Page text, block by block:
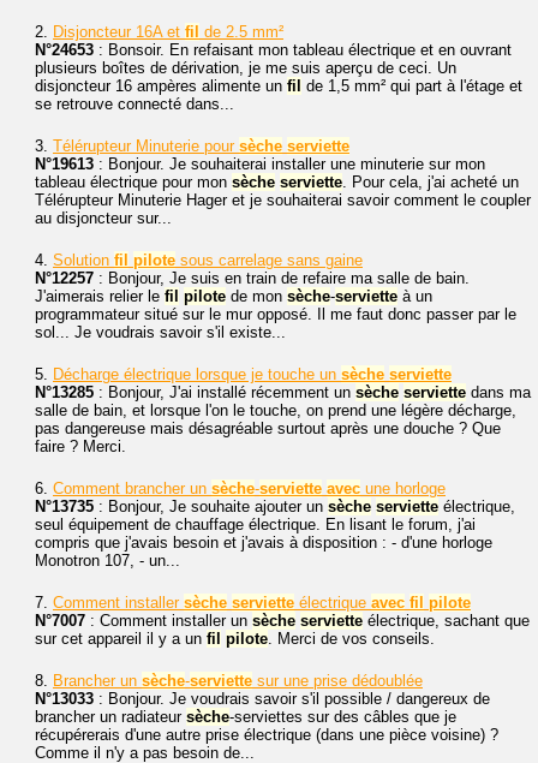
2. Disjoncteur 16A et fil de 2.5 mm²
N°24653 : Bonsoir. En refaisant mon tableau électrique et en ouvrant
plusieurs boîtes de dérivation, je me suis aperçu de ceci. Un
disjoncteur 16 ampères alimente un fil de 1,5 mm² qui part à l'étage et
se retrouve connecté dans...
3. Télérupteur Minuterie pour sèche serviette
N°19613 : Bonjour. Je souhaiterai installer une minuterie sur mon
tableau électrique pour mon sèche serviette. Pour cela, j'ai acheté un
Télérupteur Minuterie Hager et je souhaiterai savoir comment le coupler
au disjoncteur sur...
4. Solution fil pilote sous carrelage sans gaine
N°12257 : Bonjour, Je suis en train de refaire ma salle de bain.
J'aimerais relier le fil pilote de mon sèche-serviette à un
programmateur situé sur le mur opposé. Il me faut donc passer par le
sol... Je voudrais savoir s'il existe...
5. Décharge électrique lorsque je touche un sèche serviette
N°13285 : Bonjour, J'ai installé récemment un sèche serviette dans ma
salle de bain, et lorsque l'on le touche, on prend une légère décharge,
pas dangereuse mais désagréable surtout après une douche ? Que
faire ? Merci.
6. Comment brancher un sèche-serviette avec une horloge
N°13735 : Bonjour, Je souhaite ajouter un sèche serviette électrique,
seul équipement de chauffage électrique. En lisant le forum, j'ai
compris que j'avais besoin et j'avais à disposition : - d'une horloge
Monotron 107, - un...
7. Comment installer sèche serviette électrique avec fil pilote
N°7007 : Comment installer un sèche serviette électrique, sachant que
sur cet appareil il y a un fil pilote. Merci de vos conseils.
8. Brancher un sèche-serviette sur une prise dédoublée
N°13033 : Bonjour. Je voudrais savoir s'il possible / dangereux de
brancher un radiateur sèche-serviettes sur des câbles que je
récupérerais d'une autre prise électrique (dans une pièce voisine) ?
Comme il n'y a pas besoin de...